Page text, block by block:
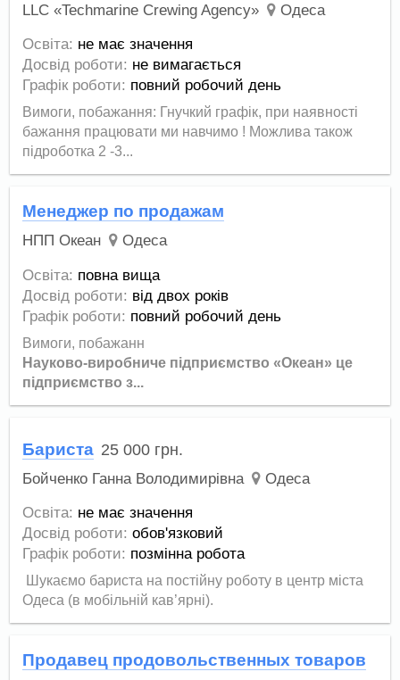
LLC «Techmarine Crewing Agency» Одеса
Освіта: не має значення
Досвід роботи: не вимагається
Графік роботи: повний робочий день
Вимоги, побажання: Гнучкий графік, при наявностi
бажання працювати ми навчимо ! Можлива також
пiдрoботка 2 -3...
Менеджер по продажам
НПП Океан Одеса
Освіта: повна вища
Досвід роботи: від двох років
Графік роботи: повний робочий день
Вимоги, побажанн
Науково-виробниче підприємство «Океан» це
підприємство з...
Бариста 25 000 грн.
Бойченко Ганна Володимирівна Одеса
Освіта: не має значення
Досвід роботи: обов'язковий
Графік роботи: позмінна робота
Шукаємо бариста на постійну роботу в центр міста
Одеса (в мобільній кав’ярні).
Продавец продовольственных товаров